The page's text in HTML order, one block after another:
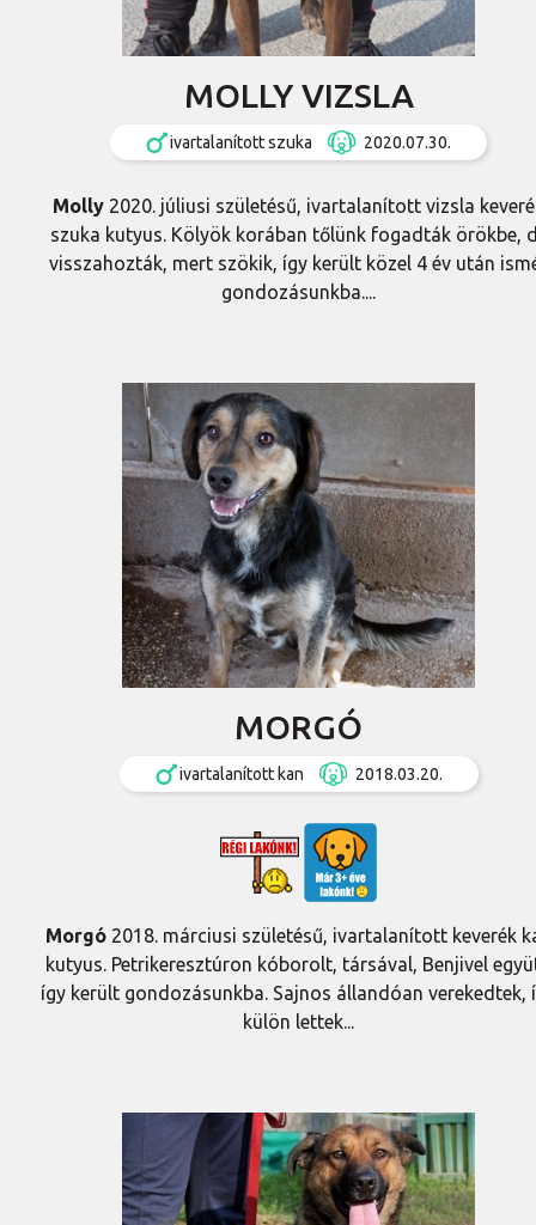
MOLLY VIZSLA
ivartalanított szuka 2020.07.30.
Molly 2020. júliusi születésű, ivartalanított vizsla
szuka kutyus. Kölyök korában tőlünk fogadták örökbe,
visszahozták, mert szökik, így került közel 4 év után
gondozásunkba....
MORGÓ
ivartalanított kan 2018.03.20.
Morgó2018. márciusi születésű, ivartalanított keverék
kutyus. Petrikeresztúron kóborolt, társával, Benjivel
így került gondozásunkba. Sajnos állandóan verekedtek,
külön lettek...